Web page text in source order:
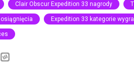
Clair Obscur Expedition 33 nagrody
Expedition 33 kategorie